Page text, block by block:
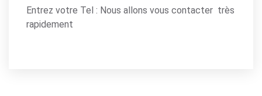
Entrez votre Tel : Nous allons vous contacter très
rapidement